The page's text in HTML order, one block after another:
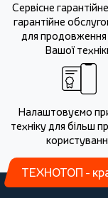
Сервісне
гарантійне
для
Вашої
Налаштовуємо
техніку для більш
ТЕХНОТОП -